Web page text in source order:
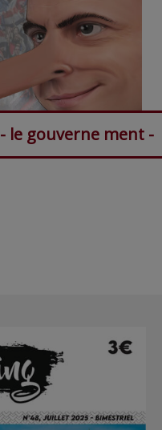
- le gouverne ment -